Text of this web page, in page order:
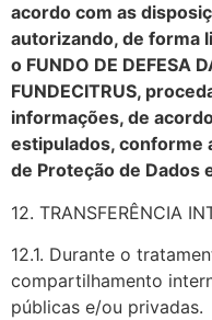
acordo com as
autorizando, de forma
o FUNDO DE DEFESA
FUNDECITRUS,
informações, de
estipulados, conforme
de Proteção de Dados
12. TRANSFERÊNCIA
12.1. Durante o
compartilhamento
públicas e/ou privadas.